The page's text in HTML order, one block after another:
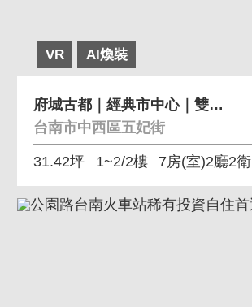
VR AI煥裝
府城古都｜經典市中心｜雙層老洋房
台南市中西區五妃街
31.42坪 1~2/2樓 7房(室)2廳2衛